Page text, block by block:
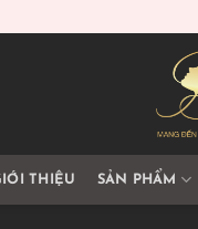
THIỆU SẢN PHẨM